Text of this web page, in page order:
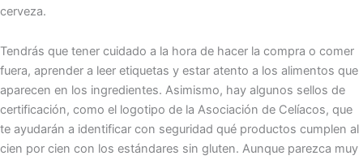
cerveza.
Tendrás que tener cuidado a la hora de hacer la compra o comer
fuera, aprender a leer etiquetas y estar atento a los alimentos que
aparecen en los ingredientes. Asimismo, hay algunos sellos de
certificación, como el logotipo de la Asociación de Celíacos, que
te ayudarán a identificar con seguridad qué productos cumplen al
cien por cien con los estándares sin gluten. Aunque parezca muy